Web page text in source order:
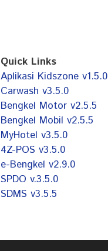
Quick Links
Aplikasi Kidszone v1.5.0
Carwash v3.5.0
Bengkel Motor v2.5.5
Bengkel Mobil v2.5.5
MyHotel v3.5.0
4Z-POS v3.5.0
e-Bengkel v2.9.0
SPDO v.3.5.0
SDMS v3.5.5